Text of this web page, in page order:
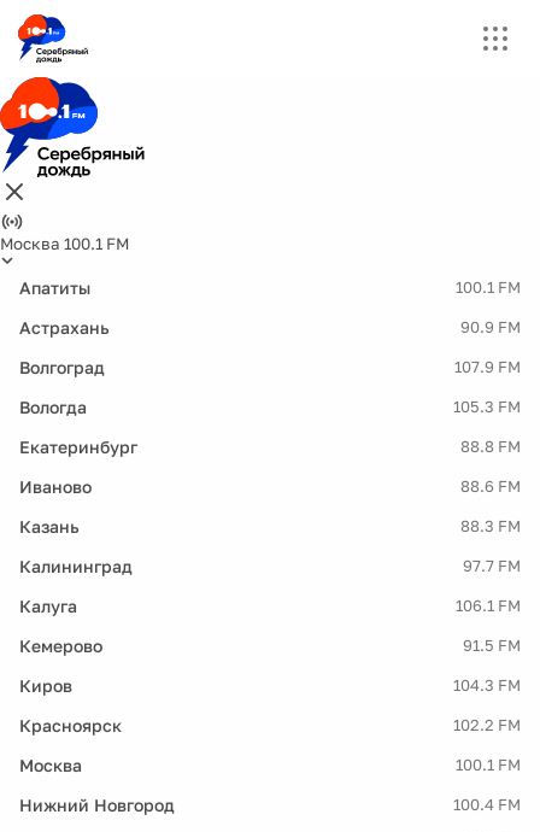
Москва 100.1 FM
Апатиты 100.1 FM
Астрахань 90.9 FM
Волгоград 107.9 FM
Вологда 105.3 FM
Екатеринбург 88.8 FM
Иваново 88.6 FM
Казань 88.3 FM
Калининград 97.7 FM
Калуга 106.1 FM
Кемерово 91.5 FM
Киров 104.3 FM
Красноярск 102.2 FM
Москва 100.1 FM
Нижний Новгород 100.4 FM